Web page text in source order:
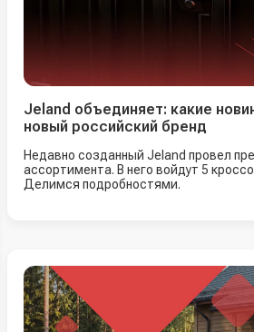
Jeland объединяет: какие
новый российский бренд
Недавно созданный Jeland провел
ассортимента. В него войдут 5
Делимся подробностями.